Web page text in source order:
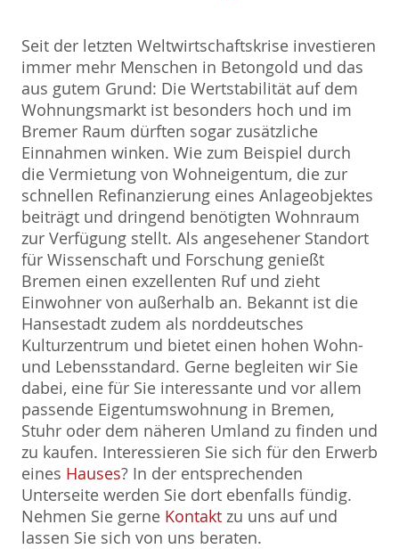
Seit der letzten Weltwirtschaftskrise investieren
immer mehr Menschen in Betongold und das
aus gutem Grund: Die Wertstabilität auf dem
Wohnungsmarkt ist besonders hoch und im
Bremer Raum dürften sogar zusätzliche
Einnahmen winken. Wie zum Beispiel durch
die Vermietung von Wohneigentum, die zur
schnellen Refinanzierung eines Anlageobjektes
beiträgt und dringend benötigten Wohnraum
zur Verfügung stellt. Als angesehener Standort
für Wissenschaft und Forschung genießt
Bremen einen exzellenten Ruf und zieht
Einwohner von außerhalb an. Bekannt ist die
Hansestadt zudem als norddeutsches
Kulturzentrum und bietet einen hohen Wohn-
und Lebensstandard. Gerne begleiten wir Sie
dabei, eine für Sie interessante und vor allem
passende Eigentumswohnung in Bremen,
Stuhr oder dem näheren Umland zu finden und
zu kaufen. Interessieren Sie sich für den Erwerb
eines Hauses? In der entsprechenden
Unterseite werden Sie dort ebenfalls fündig.
Nehmen Sie gerne Kontakt zu uns auf und
lassen Sie sich von uns beraten.